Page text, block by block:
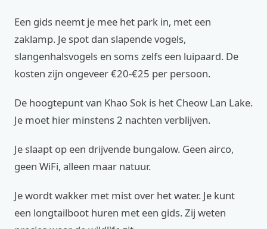
Een gids neemt je mee het park in, met een
zaklamp. Je spot dan slapende vogels,
slangenhalsvogels en soms zelfs een luipaard. De
kosten zijn ongeveer €20-€25 per persoon.
De hoogtepunt van Khao Sok is het Cheow Lan Lake.
Je moet hier minstens 2 nachten verblijven.
Je slaapt op een drijvende bungalow. Geen airco,
geen WiFi, alleen maar natuur.
Je wordt wakker met mist over het water. Je kunt
een longtailboot huren met een gids. Zij weten